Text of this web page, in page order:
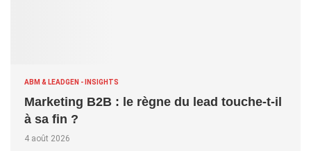
ABM & LEADGEN - INSIGHTS
Marketing B2B : le règne du lead touche-t-il
à sa fin ?
4 août 2026